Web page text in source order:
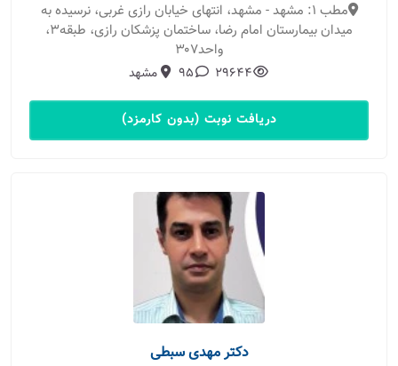
مطب 1: مشهد - مشهد، انتهای خیابان رازی غربی، نرسیده به
میدان بیمارستان امام رضا، ساختمان پزشکان رازی، طبقه۳،
واحد۳۰۷
29644
95 مشهد
دریافت نوبت (بدون کارمزد)
دکتر مهدی سبطی